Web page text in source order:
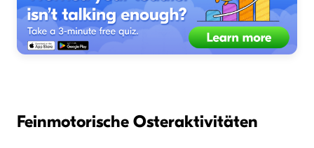
Feinmotorische Osteraktivitäten